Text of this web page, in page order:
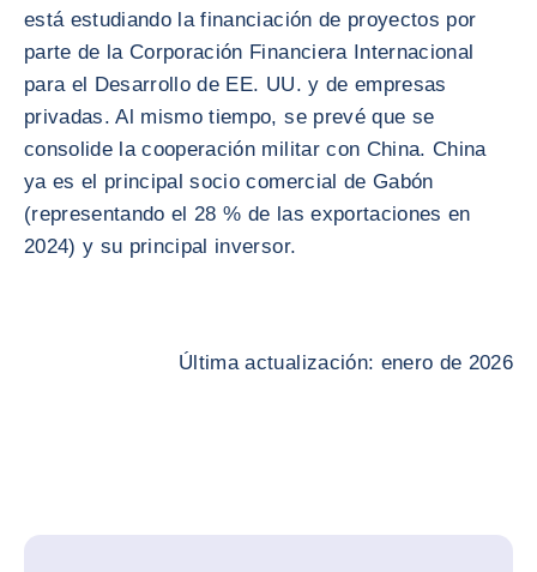
está estudiando la financiación de proyectos por
parte de la Corporación Financiera Internacional
para el Desarrollo de EE. UU. y de empresas
privadas. Al mismo tiempo, se prevé que se
consolide la cooperación militar con China. China
ya es el principal socio comercial de Gabón
(representando el 28 % de las exportaciones en
2024) y su principal inversor.
Última actualización: enero de 2026